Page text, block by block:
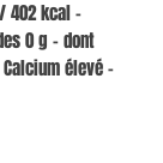
402 kcal –
0 g – dont
élevé –